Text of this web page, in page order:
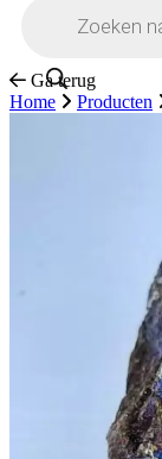
Ga terug
Home
Producten